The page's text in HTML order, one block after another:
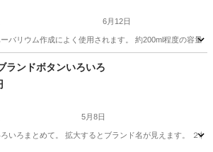
6月12日
バリウム作成によく使用されます。 約200ml程度の容量
駅 インテリア雑貨/小物
ランドボタンいろいろ
5月8日
いろまとめて。 拡大するとブランド名が見えます。